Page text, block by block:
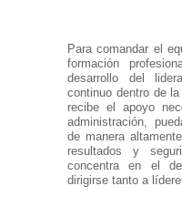
Para comandar el
formación
desarrollo del
continuo dentro de
recibe el apoyo
administración,
de manera
resultados y
concentra en el
dirigirse tanto a